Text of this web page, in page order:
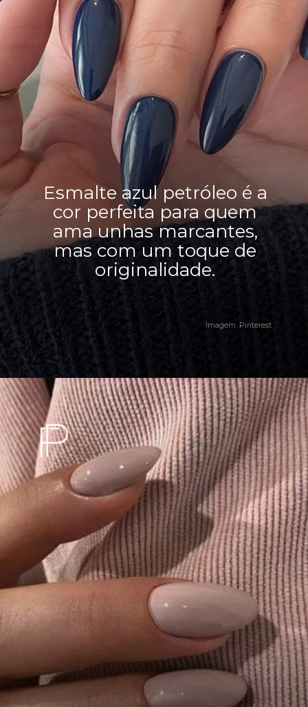
Esmalte azul petróleo é a
cor perfeita para quem
ama unhas marcantes,
mas com um toque de
originalidade.
Imagem: Pinterest